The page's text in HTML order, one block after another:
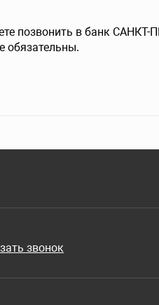
позвонить в банк
обязательны.
звонок